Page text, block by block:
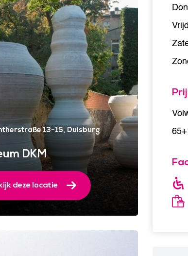
13-15 Duisburg
DKM
deze locatie